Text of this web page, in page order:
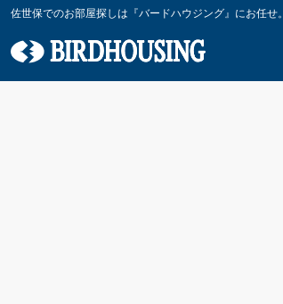
佐世保でのお部屋探しは『バードハウジング』にお任せ。